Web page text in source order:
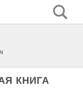
КНИГА